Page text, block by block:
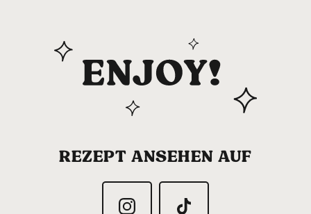
REZEPT ANSEHEN AUF